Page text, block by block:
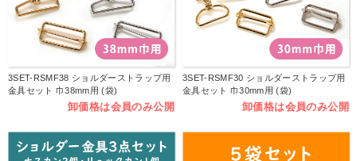
3SET-RSMF38 ショルダーストラップ用
金具セット 巾38mm用 (袋)
卸価格は会員のみ公開
3SET-RSMF30 ショルダーストラップ用
金具セット 巾30mm用 (袋)
卸価格は会員のみ公開